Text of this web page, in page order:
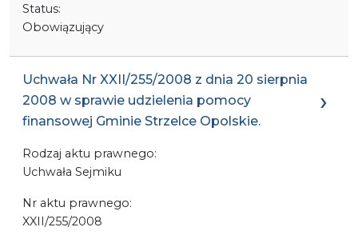
Status:
Obowiązujący
Uchwała Nr XXII/255/2008 z dnia 20 sierpnia
2008 w sprawie udzielenia pomocy
finansowej Gminie Strzelce Opolskie.
Rodzaj aktu prawnego:
Uchwała Sejmiku
Nr aktu prawnego:
XXII/255/2008